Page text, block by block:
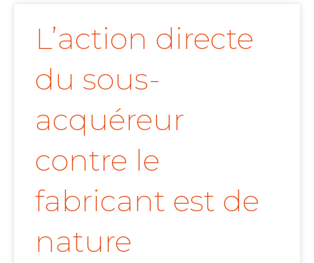
L’action directe
du sous-
acquéreur
contre le
fabricant est de
nature